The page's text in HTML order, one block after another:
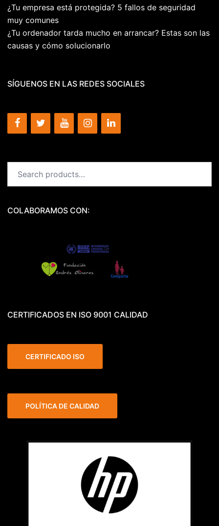
¿Tu empresa está protegida? 5 fallos de seguridad
muy comunes
¿Tu ordenador tarda mucho en arrancar? Estas son las
causas y cómo solucionarlo
SÍGUENOS EN LAS REDES SOCIALES
for:
COLABORAMOS CON:
CERTIFICADOS EN ISO 9001 CALIDAD
CERTIFICADO ISO
POLÍTICA DE CALIDAD